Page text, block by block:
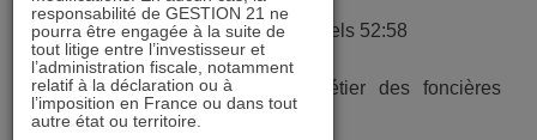
5) Risques économiques et sectoriels 52:58
6) Performances du secteur, métier des foncières
54:16
responsabilité de GESTION 21 ne
pourra être engagée à la suite de
tout litige entre l’investisseur et
l’administration fiscale, notamment
relatif à la déclaration ou à
l’imposition en France ou dans tout
autre état ou territoire.